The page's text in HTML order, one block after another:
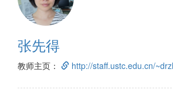
张先得
教师主页： http://staff.ustc.edu.cn/